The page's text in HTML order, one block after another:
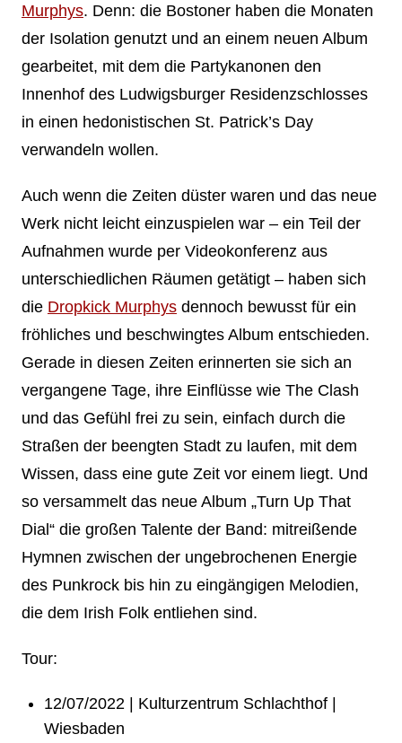
Murphys. Denn: die Bostoner haben die Monaten
der Isolation genutzt und an einem neuen Album
gearbeitet, mit dem die Partykanonen den
Innenhof des Ludwigsburger Residenzschlosses
in einen hedonistischen St. Patrick’s Day
verwandeln wollen.
Auch wenn die Zeiten düster waren und das neue
Werk nicht leicht einzuspielen war – ein Teil der
Aufnahmen wurde per Videokonferenz aus
unterschiedlichen Räumen getätigt – haben sich
die Dropkick Murphysdennoch bewusst für ein
fröhliches und beschwingtes Album entschieden.
Gerade in diesen Zeiten erinnerten sie sich an
vergangene Tage, ihre Einflüsse wie The Clash
und das Gefühl frei zu sein, einfach durch die
Straßen der beengten Stadt zu laufen, mit dem
Wissen, dass eine gute Zeit vor einem liegt. Und
so versammelt das neue Album „Turn Up That
Dial“ die großen Talente der Band: mitreißende
Hymnen zwischen der ungebrochenen Energie
des Punkrock bis hin zu eingängigen Melodien,
die dem Irish Folk entliehen sind.
Tour:
12/07/2022 | Kulturzentrum Schlachthof |
Wiesbaden